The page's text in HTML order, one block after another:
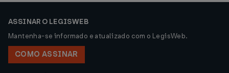
ASSINAR O LEGISWEB
Mantenha-se informado e atualizado com o LegisWeb.
COMO ASSINAR